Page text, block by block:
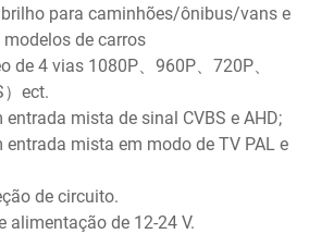
para caminhões/ônibus/vans e
de carros
de 4 vias 1080P、960P、720P、
ect.
mista de sinal CVBS e AHD;
mista em modo de TV PAL e
de circuito.
de 12-24 V.